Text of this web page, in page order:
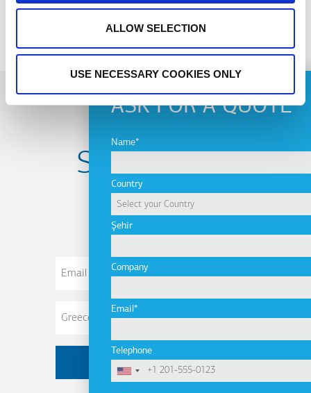
ALLOW SELECTION
USE NECESSARY COOKIES ONLY
NEXT
ASK FOR A QUOTE
Name
Country
Şehir
Company
Email
Telephone
Subscribe to
newsletter
Email